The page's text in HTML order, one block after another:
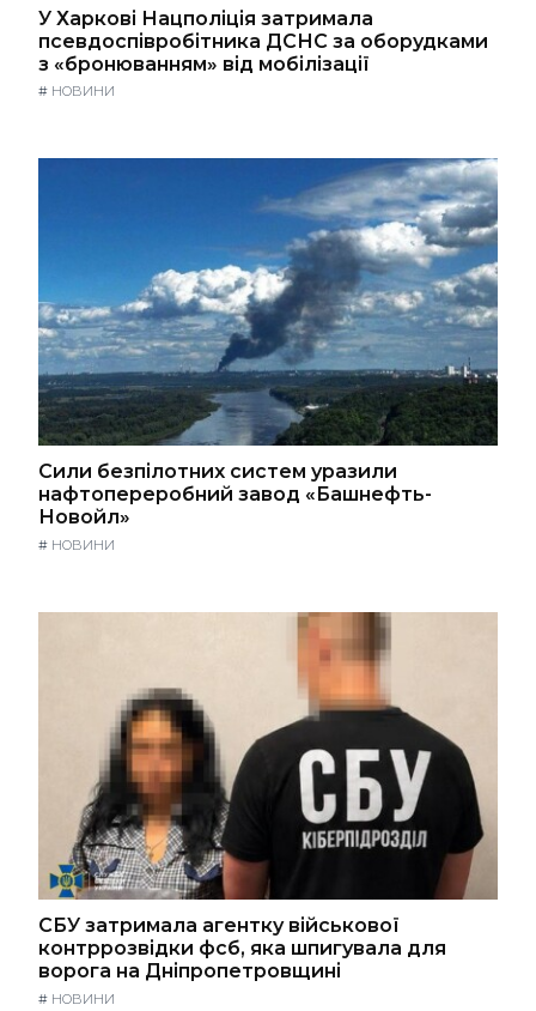
У Харкові Нацполіція затримала
псевдоспівробітника ДСНС за оборудками
з «бронюванням» від мобілізації
# НОВИНИ
Сили безпілотних систем уразили
нафтопереробний завод «Башнефть-
Новойл»
# НОВИНИ
СБУ затримала агентку військової
контррозвідки фсб, яка шпигувала для
ворога на Дніпропетровщині
# НОВИНИ